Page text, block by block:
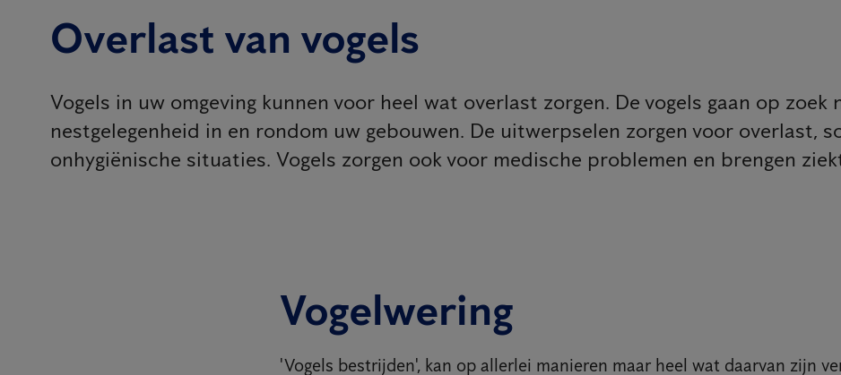
Overlast van vogels
Vogels in uw omgeving kunnen voor heel wat overlast zorgen. De vogels gaan op
nestgelegenheid in en rondom uw gebouwen. De uitwerpselen zorgen voor overlast,
onhygiënische situaties. Vogels zorgen ook voor medische problemen en brengen
Vogelwering
'Vogels bestrijden', kan op allerlei manieren maar heel wat daarvan zijn